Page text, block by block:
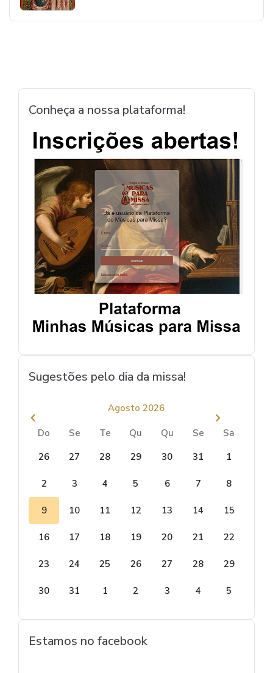
Conheça a nossa plataforma!
Sugestões pelo dia da missa!
Agosto 2026
Do Se Te Qu Qu Se
Sa
26
27 28 29 30 31 1
2 3 4 5 6 7 8
9 10 11 12 13 14 15
16 17 18 19 20 21 22
23 24 25 26 27 28 29
30 31 1 2 3 4 5
Estamos no facebook